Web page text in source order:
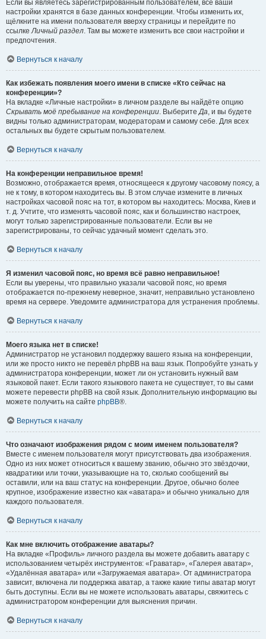
Если вы являетесь зарегистрированным пользователем, все ваши
настройки хранятся в базе данных конференции. Чтобы изменить их,
щёлкните на имени пользователя вверху страницы и перейдите по
ссылкеЛичный раздел. Там вы можете изменить все свои настройки и
предпочтения.
Вернуться к началу
Как избежать появления моего имени в списке «Кто сейчас на
конференции»?
На вкладке «Личные настройки» в личном разделе вы найдёте опцию
Скрывать моё пребывание на конференции. ВыберитеДа, и вы будете
видны только администраторам, модераторам и самому себе. Для всех
остальных вы будете скрытым пользователем.
Вернуться к началу
На конференции неправильное время!
Возможно, отображается время, относящееся к другому часовому поясу, а
не к тому, в котором находитесь вы. В этом случае измените в личных
настройках часовой пояс на тот, в котором вы находитесь: Москва, Киев и
т. д. Учтите, что изменять часовой пояс, как и большинство настроек,
могут только зарегистрированные пользователи. Если вы не
зарегистрированы, то сейчас удачный момент сделать это.
Вернуться к началу
Я изменил часовой пояс, но время всё равно неправильное!
Если вы уверены, что правильно указали часовой пояс, но время
отображается по-прежнему неверное, значит, неправильно установлено
время на сервере. Уведомите администратора для устранения проблемы.
Вернуться к началу
Моего языка нет в списке!
Администратор не установил поддержку вашего языка на конференции,
или же просто никто не перевёл phpBB на ваш язык. Попробуйте узнать у
администратора конференции, может ли он установить нужный вам
языковой пакет. Если такого языкового пакета не существует, то вы сами
можете перевести phpBB на свой язык. Дополнительную информацию вы
можете получить на сайте phpBB®.
Вернуться к началу
Что означают изображения рядом с моим именем пользователя?
Вместе с именем пользователя могут присутствовать два изображения.
Одно из них может относиться к вашему званию, обычно это звёздочки,
квадратики или точки, указывающие на то, сколько сообщений вы
оставили, или на ваш статус на конференции. Другое, обычно более
крупное, изображение известно как «аватара» и обычно уникально для
каждого пользователя.
Вернуться к началу
Как мне включить отображение аватары?
На вкладке «Профиль» личного раздела вы можете добавить аватару с
использованием четырёх инструментов: «Граватар», «Галерея аватар»,
«Удалённая аватара» или «Загружаемая аватара». От администратора
зависит, включена ли поддержка аватар, а также какие типы аватар могут
быть доступны. Если вы не можете использовать аватары, свяжитесь с
администратором конференции для выяснения причин.
Вернуться к началу